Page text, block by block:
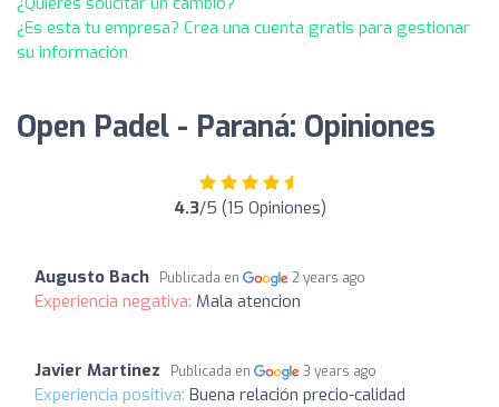
¿Es esta tu empresa? Crea una cuenta gratis para gestionar
su información
Open Padel - Paraná: Opiniones
4.3/5 (15 Opiniones)
Augusto Bach Publicada en 2 years ago
Experiencia negativa: Mala atencion
Javier Martinez Publicada en 3 years ago
Experiencia positiva: Buena relación precio-calidad